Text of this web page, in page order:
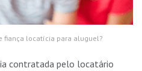
fiança locatícia para aluguel?
contratada pelo locatário